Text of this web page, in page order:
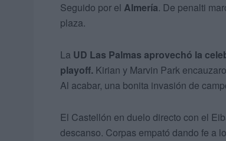
Seguido por el Almería. De penalti
plaza.
La UD Las Palmas aprovechó la
playoff. Kirian y Marvin Park
Al acabar, una bonita invasión de
El Castellón en duelo directo con el
descanso. Corpas empató dando fe a